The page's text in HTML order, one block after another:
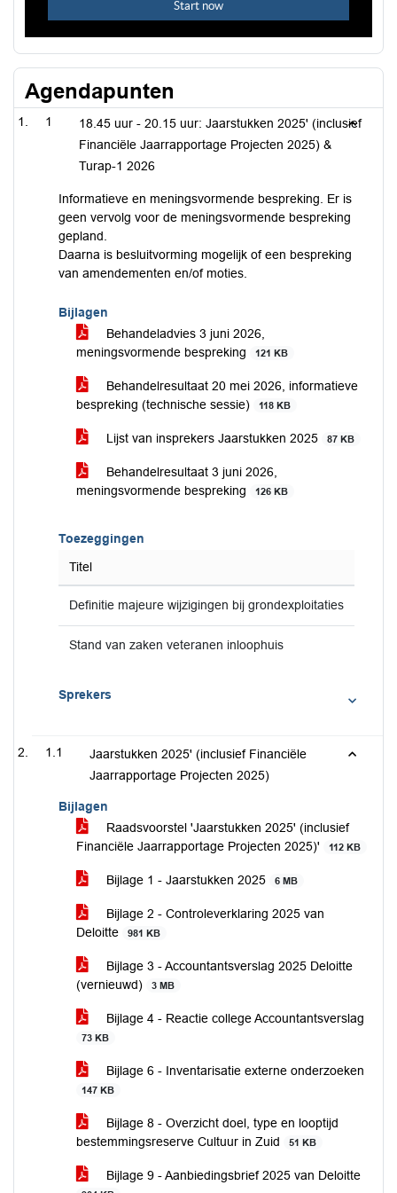
Agendapunten
1
18.45 uur - 20.15 uur: Jaarstukken 2025' (inclusief
Financiële Jaarrapportage Projecten 2025) &
Turap-1 2026
Informatieve en meningsvormende bespreking. Er is
geen vervolg voor de meningsvormende bespreking
gepland.
Daarna is besluitvorming mogelijk of een bespreking
van amendementen en/of moties.
Bijlagen
Behandeladvies 3 juni 2026,
meningsvormende bespreking
121 KB
Behandelresultaat 20 mei 2026, informatieve
bespreking (technische sessie)
118 KB
Lijst van insprekers Jaarstukken 2025 87 KB
Behandelresultaat 3 juni 2026,
meningsvormende bespreking
126 KB
Toezeggingen
Titel
Definitie majeure wijzigingen bij grondexploitaties
Stand van zaken veteranen inloophuis
Sprekers
1.1
Jaarstukken 2025' (inclusief Financiële
Jaarrapportage Projecten 2025)
Bijlagen
Raadsvoorstel 'Jaarstukken 2025' (inclusief
Financiële Jaarrapportage Projecten 2025)'
112 KB
Bijlage 1 - Jaarstukken 2025 6 MB
Bijlage 2 - Controleverklaring 2025 van
Deloitte
981 KB
Bijlage 3 - Accountantsverslag 2025 Deloitte
(vernieuwd)
3 MB
Bijlage 4 - Reactie college Accountantsverslag
73 KB
Bijlage 6 - Inventarisatie externe onderzoeken
147 KB
Bijlage 8 - Overzicht doel, type en looptijd
bestemmingsreserve Cultuur in Zuid
51 KB
Bijlage 9 - Aanbiedingsbrief 2025 van Deloitte